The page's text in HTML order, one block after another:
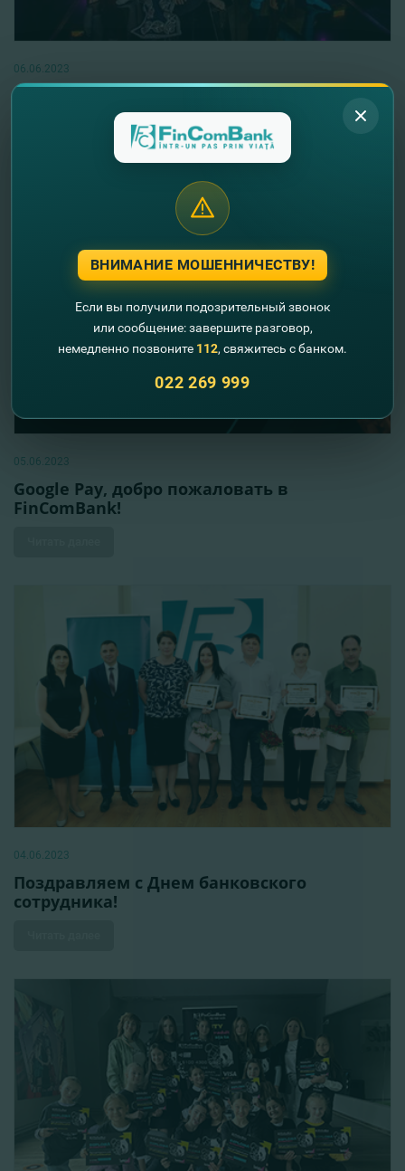
06.06.2023
Искренние поздравления финалистам
телепроекта "Puterea Dansului" 4 сезон
05.06.2023
Google Pay, добро пожаловать в
FinComBank!
04.06.2023
Поздравляем с Днем банковского
сотрудника!
ВНИМАНИЕ МОШЕННИЧЕСТВУ!
Если вы получили подозрительный звонок
или сообщение: завершите разговор,
немедленно позвоните 112, свяжитесь с банком.
022 269 999